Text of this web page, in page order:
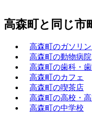
高森町と同じ市
高森町のガソリ
高森町の動物病院
高森町の歯科・
高森町のカフェ
高森町の喫茶店
高森町の高校・
高森町の中学校